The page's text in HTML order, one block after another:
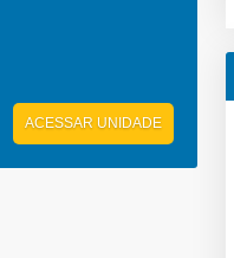
ACESSAR UNIDADE